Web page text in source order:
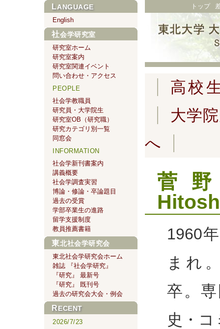
トップ
高校
大学
へ
菅
1960
まれ
卒。
史・
LANGUAGE
English
社会学研究室
研究室ホーム
研究室案内
研究室関連イベント
問い合わせ・アクセス
PEOPLE
社会学教職員
研究員・大学院生
研究室OB（研究職）
研究カテゴリ別一覧
同窓会
INFORMATION
社会学新刊書案内
講義概要
社会学調査実習
博論・修論・卒論題目
過去の受賞
学部卒業生の進路
留学支援制度
教員推薦書籍
東北社会学研究会
東北社会学研究会ホーム
雑誌 『社会学研究』
『研究』 最新号
『研究』 既刊号
過去の研究会大会・例会
RECENT
2026/7/23